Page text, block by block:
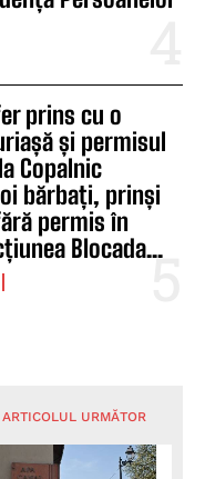
prins cu o
și permisul
Copalnic
bărbați, prinși
permis în
Blocada...
ARTICOLUL URMĂTOR